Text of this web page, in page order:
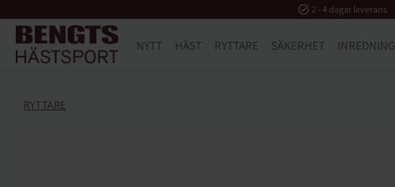
task_alt 2 - 4 dagar leverans
NYTT HÄST RYTTARE SÄKERHET INREDNING
RYTTARE